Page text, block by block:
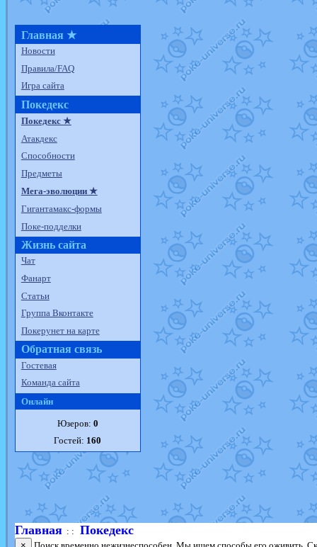
Главная ★
Новости
Правила/FAQ
Игра сайта
Покедекс
Покедекс ★
Атакдекс
Способности
Предметы
Мега-эволюции ★
Гигантамакс-формы
Поке-подделки
Жизнь сайта
Чат
Фанарт
Статьи
Группа Вконтакте
Покерунет на карте
Обратная связь
Гостевая
Команда сайта
Онлайн
Юзеров: 0
Гостей: 160
Главная: : Покедекс